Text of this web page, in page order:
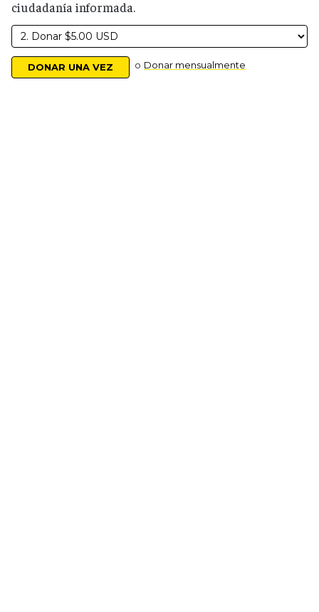
ciudadanía informada.
o Donar mensualmente